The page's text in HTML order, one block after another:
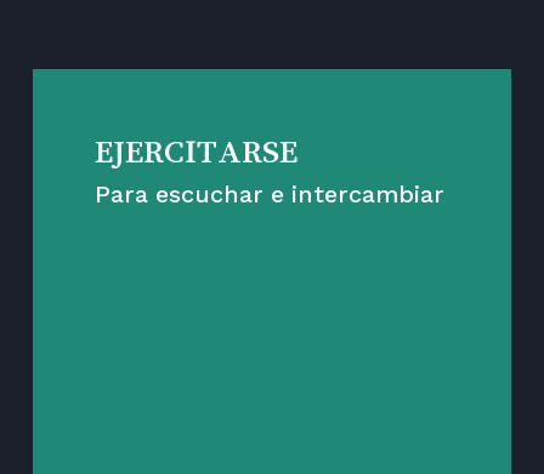
EJERCITARSE
Para escuchar e intercambiar